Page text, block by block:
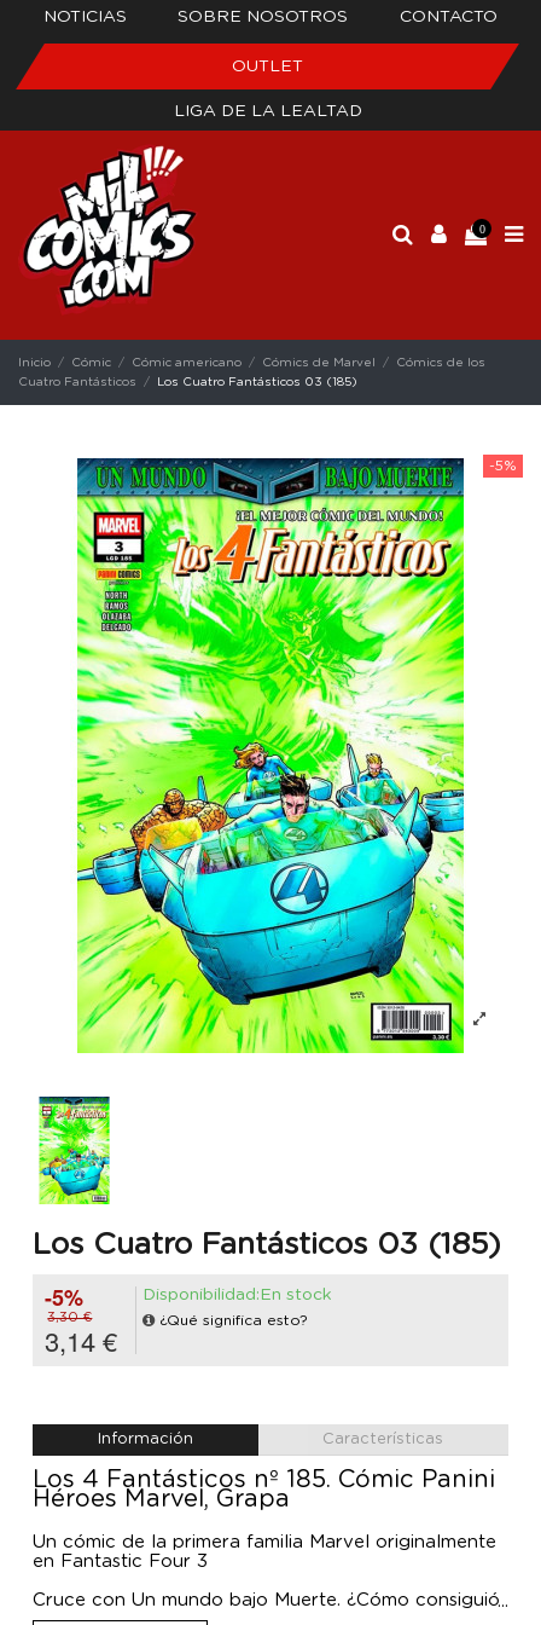
NOTICIAS SOBRE NOSOTROS CONTACTO
OUTLET
LIGA DE LA LEALTAD
0
Inicio Cómic Cómic americano Cómics de Marvel
Cómics de los
Cuatro Fantásticos
Los Cuatro Fantásticos 03 (185)
-5%
Los Cuatro Fantásticos 03 (185)
-5%
3,30 €
3,14 €
Disponibilidad:En stock
¿Qué significa esto?
Información Características
Los 4 Fantásticos nº 185. Cómic Panini
Héroes Marvel, Grapa
Un cómic de la primera familia Marvel originalmente
en Fantastic Four 3
Cruce con Un mundo bajo Muerte. ¿Cómo consiguió
Muerte su victoria? Los 4 Fantásticos creen conocer